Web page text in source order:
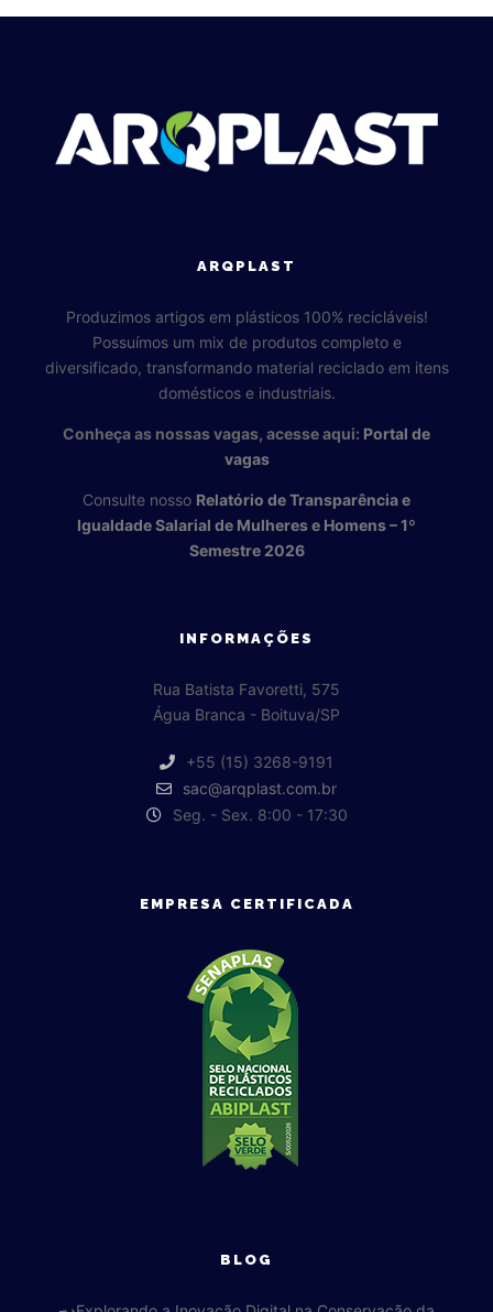
ARQPLAST
Produzimos artigos em plásticos 100% recicláveis!
Possuímos um mix de produtos completo e
diversificado, transformando material reciclado em itens
domésticos e industriais.
Conheça as nossas vagas, acesse aqui: Portal de
vagas
Consulte nosso Relatório de Transparência e
Igualdade Salarial de Mulheres e Homens – 1º
Semestre 2026
INFORMAÇÕES
Rua Batista Favoretti, 575
Água Branca - Boituva/SP
+55 (15) 3268-9191
sac@arqplast.com.br
Seg. - Sex. 8:00 - 17:30
EMPRESA CERTIFICADA
BLOG